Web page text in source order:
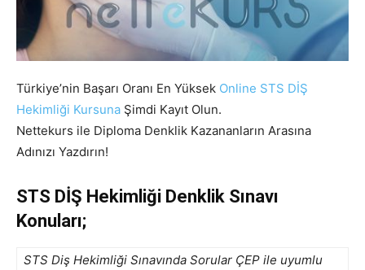
Türkiye’nin Başarı Oranı En Yüksek Online STS DİŞ
Hekimliği Kursuna Şimdi Kayıt Olun.
Nettekurs ile Diploma Denklik Kazananların Arasına
Adınızı Yazdırın!
STS DİŞ Hekimliği Denklik Sınavı
Konuları;
STS Diş Hekimliği Sınavında Sorular ÇEP ile uyumlu